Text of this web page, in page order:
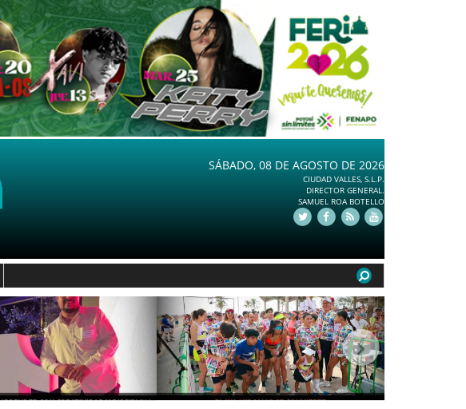
SÁBADO, 08 DE AGOSTO DE 2026
CIUDAD VALLES, S.L.P.
DIRECTOR GENERAL.
SAMUEL ROA BOTELLO